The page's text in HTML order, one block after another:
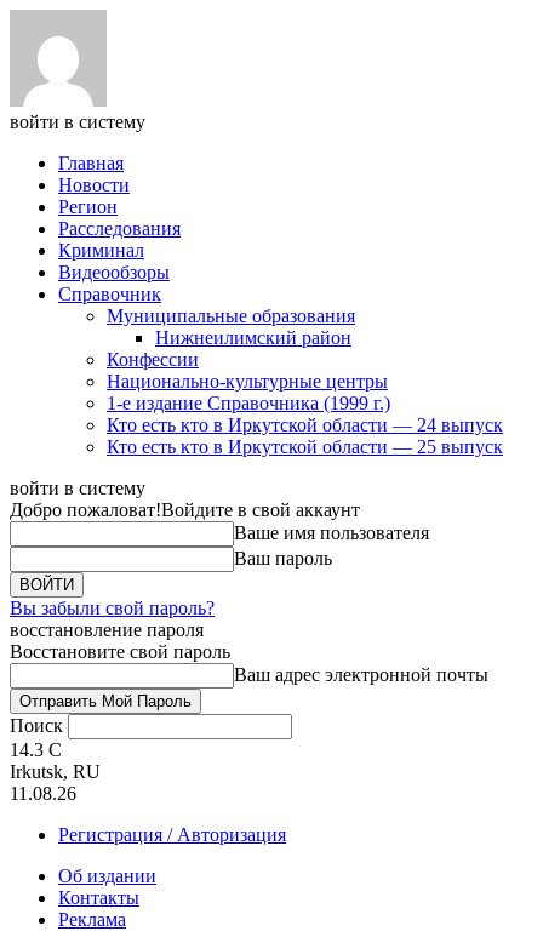
войти в систему
Главная
Новости
Регион
Расследования
Криминал
Видеообзоры
Справочник
Муниципальные образования
Нижнеилимский район
Конфессии
Национально-культурные центры
1-е издание Справочника (1999 г.)
Кто есть кто в Иркутской области — 24 выпуск
Кто есть кто в Иркутской области — 25 выпуск
войти в систему
Добро пожаловат!Войдите в свой аккаунт
Ваше имя пользователя
Ваш пароль
Вы забыли свой пароль?
восстановление пароля
Восстановите свой пароль
Ваш адрес электронной почты
Поиск
14.3 C
Irkutsk, RU
11.08.26
Регистрация / Авторизация
Об издании
Контакты
Реклама